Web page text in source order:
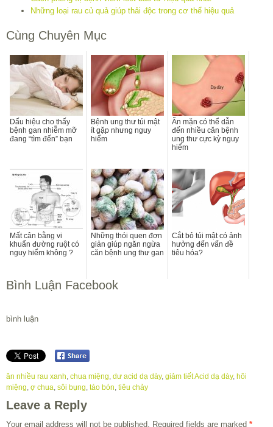
Những loại rau củ quả giúp thải độc trong cơ thể hiệu quả
Cùng Chuyên Mục
Dấu hiệu cho thấy
bệnh gan nhiễm mỡ
đang “tìm đến” bạn
Bệnh ung thư túi mật
ít gặp nhưng nguy
hiểm
Ăn mặn có thể dẫn
đến nhiều căn bệnh
ung thư cực kỳ nguy
hiểm
Mất cân bằng vi
khuẩn đường ruột có
nguy hiểm không ?
Những thói quen đơn
giản giúp ngăn ngừa
căn bệnh ung thư gan
Cắt bỏ túi mật có ảnh
hưởng đến vấn đề
tiêu hóa?
Bình Luận Facebook
bình luận
ăn nhiều rau xanh, chua miệng, dư acid dạ dày, giảm tiết Acid dạ dày, hôi
miệng, ợ chua, sôi bụng, táo bón, tiêu chảy
Leave a Reply
Your email address will not be published. Required fields are marked *